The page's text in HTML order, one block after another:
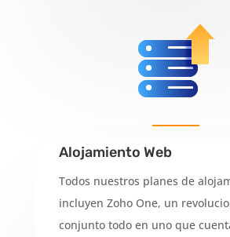
Alojamiento Web
Todos nuestros planes de
incluyen Zoho One, un
conjunto todo en uno que